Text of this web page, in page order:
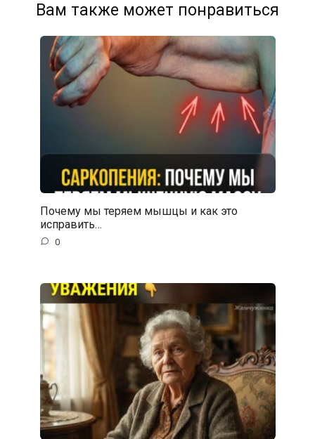
Вам также может понравиться
Почему мы теряем мышцы и как это
исправить…
0